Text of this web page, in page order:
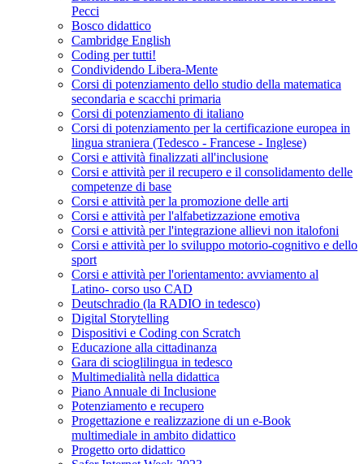
Pecci
Bosco didattico
Cambridge English
Coding per tutti!
Condividendo Libera-Mente
Corsi di potenziamento dello studio della matematica
secondaria e scacchi primaria
Corsi di potenziamento di italiano
Corsi di potenziamento per la certificazione europea in
lingua straniera (Tedesco - Francese - Inglese)
Corsi e attività finalizzati all'inclusione
Corsi e attività per il recupero e il consolidamento delle
competenze di base
Corsi e attività per la promozione delle arti
Corsi e attività per l'alfabetizzazione emotiva
Corsi e attività per l'integrazione allievi non italofoni
Corsi e attività per lo sviluppo motorio-cognitivo e dello
sport
Corsi e attività per l'orientamento: avviamento al
Latino- corso uso CAD
Deutschradio (la RADIO in tedesco)
Digital Storytelling
Dispositivi e Coding con Scratch
Educazione alla cittadinanza
Gara di scioglilingua in tedesco
Multimedialità nella didattica
Piano Annuale di Inclusione
Potenziamento e recupero
Progettazione e realizzazione di un e-Book
multimediale in ambito didattico
Progetto orto didattico